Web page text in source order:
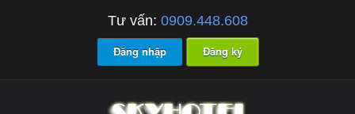
Tư vấn: 0909.448.608
Đăng nhập Đăng ký